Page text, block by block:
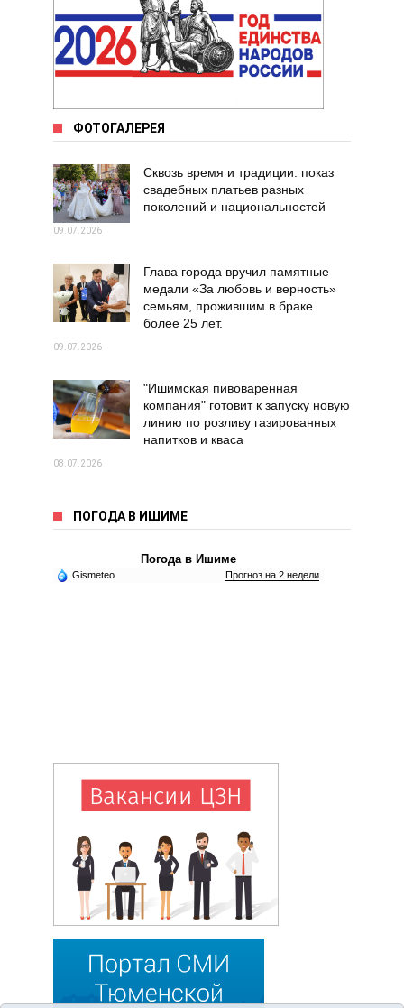
ФОТОГАЛЕРЕЯ
Сквозь время и традиции: показ
свадебных платьев разных
поколений и национальностей
09.07.2026
Глава города вручил памятные
медали «За любовь и верность»
семьям, прожившим в браке
более 25 лет.
09.07.2026
"Ишимская пивоваренная
компания" готовит к запуску новую
линию по розливу газированных
напитков и кваса
08.07.2026
ПОГОДА В ИШИМЕ
Погода в Ишиме
Gismeteo Прогноз на 2 недели